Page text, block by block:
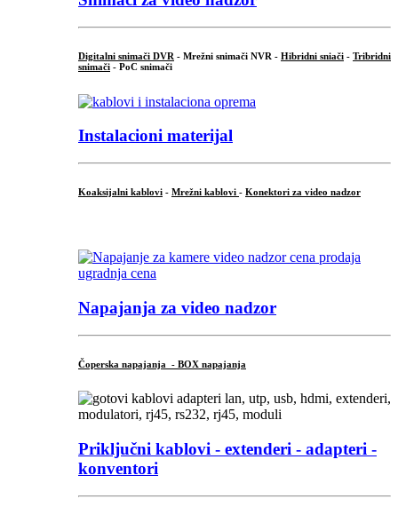
Digitalni snimači DVR - Mrežni snimači NVR - Hibridni sniači - Tribridni
snimači - PoC snimači
Instalacioni materijal
Koaksijalni kablovi - Mrežni kablovi - Konektori za video nadzor
Napajanja za video nadzor
Čoperska napajanja - BOX napajanja
Priključni kablovi - extenderi - adapteri -
konventori